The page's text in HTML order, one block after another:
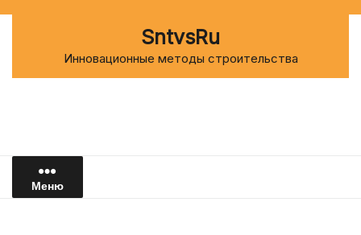
SntvsRu
Инновационные методы строительства
Меню